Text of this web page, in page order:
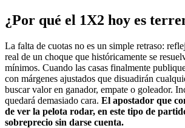
¿Por qué el 1X2 hoy es
La falta de cuotas no es un simple retraso:
real de un choque que históricamente se
mínimos. Cuando las casas finalmente
con márgenes ajustados que disuadirán
buscar valor en ganador, empate o goleador.
quedará demasiado cara. El apostador que
de ver la pelota rodar, en este tipo de
sobreprecio sin darse cuenta.